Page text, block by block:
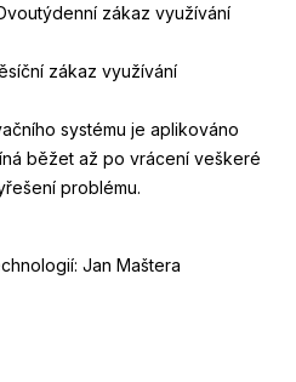
zákaz využívání
zákaz využívání
systému je aplikováno
běžet až po vrácení veškeré
problému.
Jan Maštera